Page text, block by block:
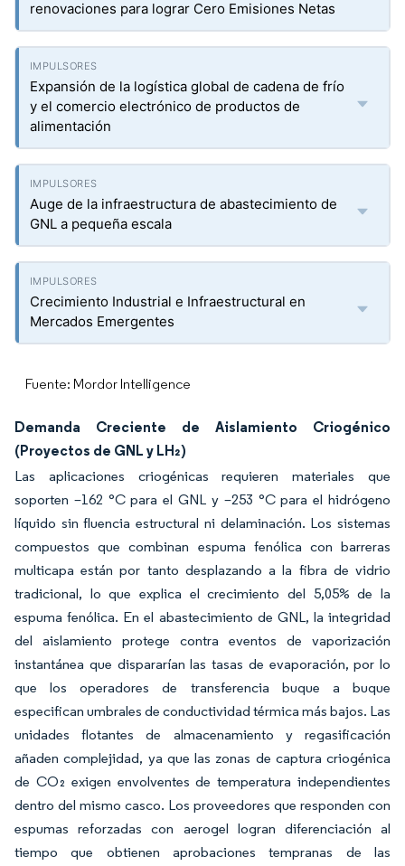
renovaciones para lograr Cero Emisiones Netas
Expansión de la logística global de cadena de frío
y el comercio electrónico de productos de
alimentación
Auge de la infraestructura de abastecimiento de
GNL a pequeña escala
Crecimiento Industrial e Infraestructural en
Mercados Emergentes
Fuente: Mordor Intelligence
Demanda Creciente de Aislamiento Criogénico
(Proyectos de GNL y LH₂)
Las aplicaciones criogénicas requieren materiales que
soporten –162 °C para el GNL y –253 °C para el hidrógeno
líquido sin fluencia estructural ni delaminación. Los sistemas
compuestos que combinan espuma fenólica con barreras
multicapa están por tanto desplazando a la fibra de vidrio
tradicional, lo que explica el crecimiento del 5,05% de la
espuma fenólica. En el abastecimiento de GNL, la integridad
del aislamiento protege contra eventos de vaporización
instantánea que dispararían las tasas de evaporación, por lo
que los operadores de transferencia buque a buque
especifican umbrales de conductividad térmica más bajos. Las
unidades flotantes de almacenamiento y regasificación
añaden complejidad, ya que las zonas de captura criogénica
de CO₂ exigen envolventes de temperatura independientes
dentro del mismo casco. Los proveedores que responden con
espumas reforzadas con aerogel logran diferenciación al
tiempo que obtienen aprobaciones tempranas de las